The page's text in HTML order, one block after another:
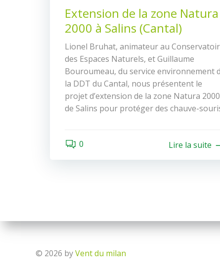
Extension de la zone Natura
2000 à Salins (Cantal)
Lionel Bruhat, animateur au
des Espaces Naturels, et Guillaume
Bouroumeau, du service environnement
la DDT du Cantal, nous présentent le
projet d’extension de la zone Natura 2000
de Salins pour protéger des chauve-
0 Lire la suite
© 2026 byVent du milan